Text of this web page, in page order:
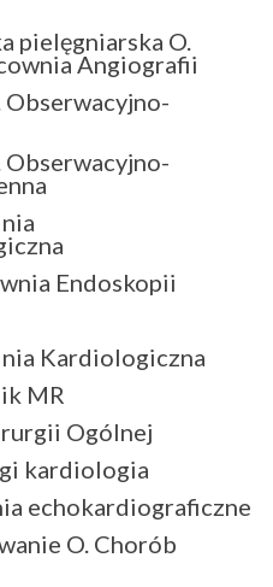
pielęgniarska O.
Angiografii
Endoskopii
Kardiologiczna
MR
Ogólnej
kardiologia
echokardiograficzne
O. Chorób